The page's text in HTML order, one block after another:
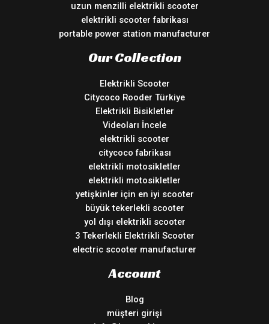
uzun menzilli elektrikli scooter
elektrikli scooter fabrikası
portable power station manufacturer
Our Collection
Elektrikli Scooter
Citycoco Rooder Türkiye
Elektrikli Bisikletler
Videoları İncele
elektrikli scooter
citycoco fabrikası
elektrikli motosikletler
elektrikli motosikletler
yetişkinler için en iyi scooter
büyük tekerlekli scooter
yol dışı elektrikli scooter
3 Tekerlekli Elektrikli Scooter
electric scooter manufacturer
Account
Blog
müşteri girişi